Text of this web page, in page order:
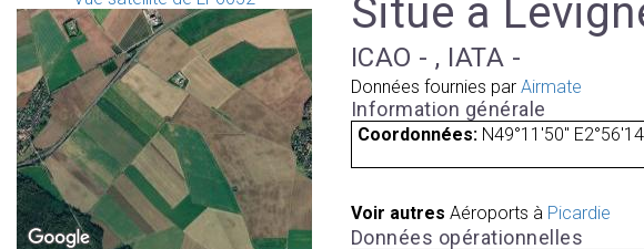
Situé à
ICAO - , IATA -
Données fournies par Airmate
Information générale
Coordonnées: N49°11'50"
Voir autres Aéroports à Picardie
Données opérationnelles